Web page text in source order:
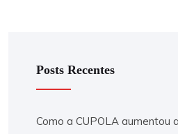
Posts Recentes
Como a CUPOLA aumentou